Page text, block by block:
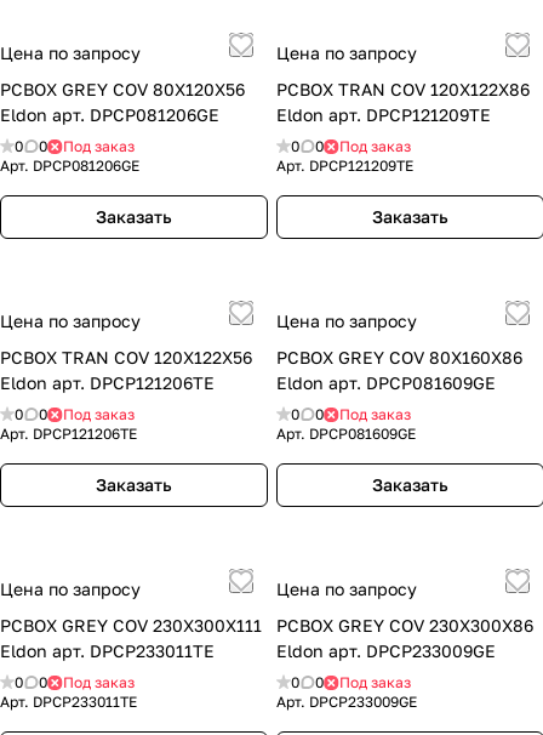
Цена по запросу
PCBOX GREY COV 80X120X56
Eldon арт. DPCP081206GE
0 0
Под заказ
Арт. DPCP081206GE
Заказать
Цена по запросу
PCBOX TRAN COV 120X122X86
Eldon арт. DPCP121209TE
0 0
Под заказ
Арт. DPCP121209TE
Заказать
Цена по запросу
PCBOX TRAN COV 120X122X56
Eldon арт. DPCP121206TE
0 0
Под заказ
Арт. DPCP121206TE
Заказать
Цена по запросу
PCBOX GREY COV 80X160X86
Eldon арт. DPCP081609GE
0 0
Под заказ
Арт. DPCP081609GE
Заказать
Цена по запросу
PCBOX GREY COV 230X300X111
Eldon арт. DPCP233011TE
0 0
Под заказ
Арт. DPCP233011TE
Цена по запросу
PCBOX GREY COV 230X300X86
Eldon арт. DPCP233009GE
0 0
Под заказ
Арт. DPCP233009GE